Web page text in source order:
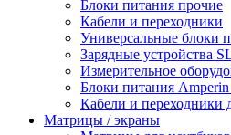
Блоки питания прочие
Кабели и переходники
Универсальные блоки
Зарядные устройства
Измерительное
Блоки питания Amperin
Кабели и переходники
Матрицы / экраны